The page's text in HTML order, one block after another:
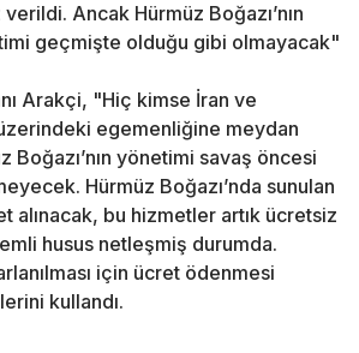
Ancak Hürmüz Boğazı’nın
geçmişte olduğu gibi olmayacak"
Arakçi, "Hiç kimse İran ve
üzerindeki egemenliğine meydan
Boğazı’nın yönetimi savaş öncesi
Hürmüz Boğazı’nda sunulan
alınacak, bu hizmetler artık ücretsiz
husus netleşmiş durumda.
için ücret ödenmesi
kullandı.